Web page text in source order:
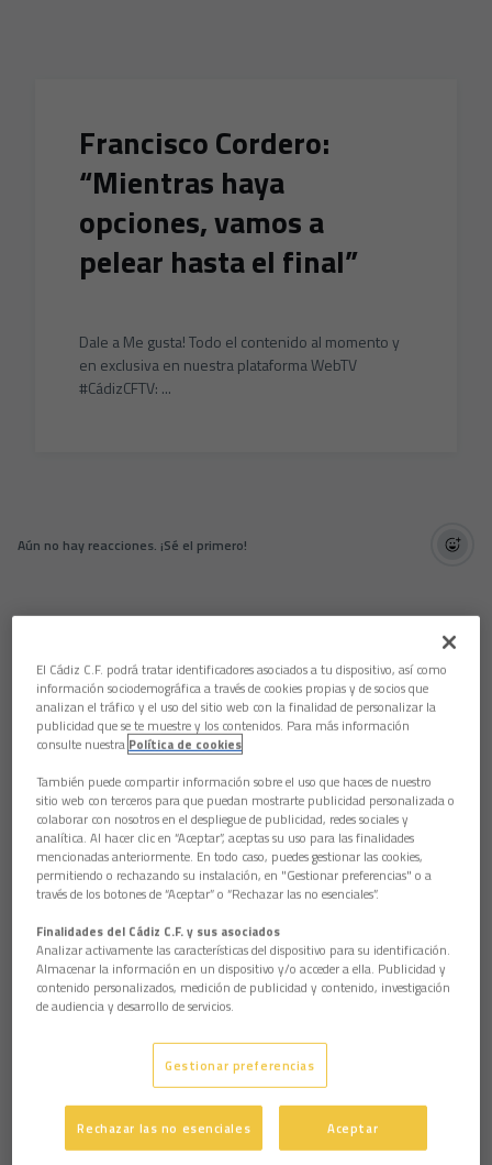
Francisco Cordero:
“Mientras haya
opciones, vamos a
pelear hasta el final”
Dale a Me gusta! Todo el contenido al momento y
en exclusiva en nuestra plataforma WebTV
#CádizCFTV: ...
Aún no hay reacciones. ¡Sé el primero!
El Cádiz C.F. podrá tratar identificadores asociados a tu dispositivo, así como
información sociodemográfica a través de cookies propias y de socios que
analizan el tráfico y el uso del sitio web con la finalidad de personalizar la
publicidad que se te muestre y los contenidos. Para más información
consulte nuestra Política de cookies
También puede compartir información sobre el uso que haces de nuestro
sitio web con terceros para que puedan mostrarte publicidad personalizada o
colaborar con nosotros en el despliegue de publicidad, redes sociales y
analítica. Al hacer clic en “Aceptar”, aceptas su uso para las finalidades
mencionadas anteriormente. En todo caso, puedes gestionar las cookies,
permitiendo o rechazando su instalación, en "Gestionar preferencias" o a
través de los botones de “Aceptar” o “Rechazar las no esenciales”.
Finalidades del Cádiz C.F. y sus asociados
Analizar activamente las características del dispositivo para su identificación.
Almacenar la información en un dispositivo y/o acceder a ella. Publicidad y
contenido personalizados, medición de publicidad y contenido, investigación
de audiencia y desarrollo de servicios.
Gestionar preferencias
Rechazar las no esenciales Aceptar